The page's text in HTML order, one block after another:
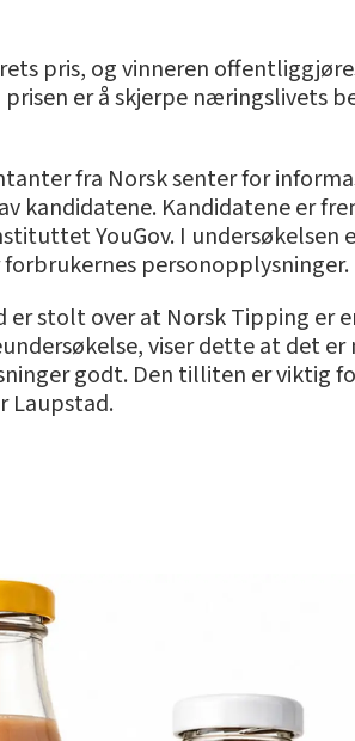
pris, og vinneren
er å skjerpe næringslivets
fra Norsk senter for
kandidatene. Kandidatene er
YouGov. I
personopplysninger.
stolt over at Norsk Tipping er
viser dette at det
godt. Den tilliten er viktig
Laupstad.